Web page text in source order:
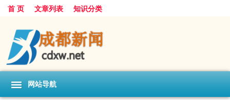
首 页 文章列表 知识分类
网站导航